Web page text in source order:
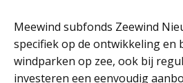
Meewind subfonds Zeewind
specifiek op de ontwikkeling en
windparken op zee, ook bij
investeren een eenvoudig